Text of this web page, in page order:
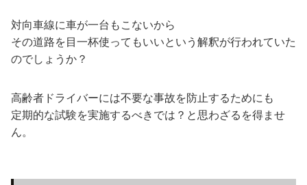
対向車線に車が一台もこないから
その道路を目一杯使ってもいいという解釈が行われていた
のでしょうか？
高齢者ドライバーには不要な事故を防止するためにも
定期的な試験を実施するべきでは？と思わざるを得ませ
ん。